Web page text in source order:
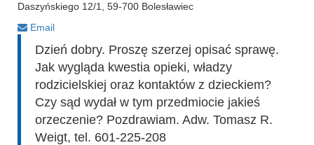
Daszyńskiego 12/1, 59-700 Bolesławiec
Email
Dzień dobry. Proszę szerzej opisać sprawę.
Jak wygląda kwestia opieki, władzy
rodzicielskiej oraz kontaktów z dzieckiem?
Czy sąd wydał w tym przedmiocie jakieś
orzeczenie? Pozdrawiam. Adw. Tomasz R.
Weigt, tel. 601-225-208